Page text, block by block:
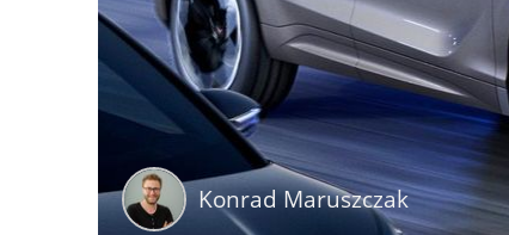
Konrad Maruszczak